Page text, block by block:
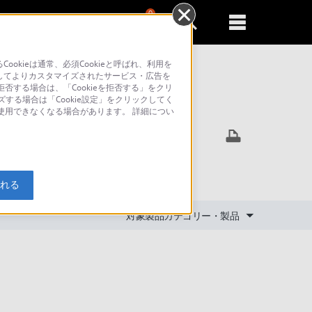
0
対象製品カテゴリー・製品
は通常、必須Cookieと呼ばれ、利用を
よりカスタマイズされたサービス・広告を
する場合は、「Cookieを拒否する」をクリ
る場合は「Cookie設定」をクリックしてく
できなくなる場合があります。 詳細につい
る